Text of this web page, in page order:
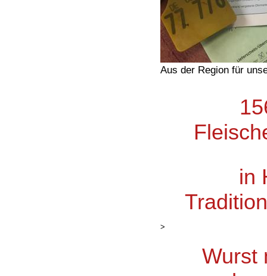
Aus der Region für
F
in
>
Wurst